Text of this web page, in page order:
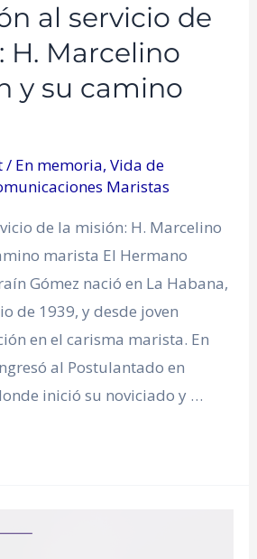
al servicio de
H. Marcelino
y su camino
/ En memoria,Vida de
Maristas
de la misión: H. Marcelino
marista El Hermano
Gómez nació en La Habana,
de 1939, y desde joven
en el carisma marista. En
al Postulantado en
inició su noviciado y …